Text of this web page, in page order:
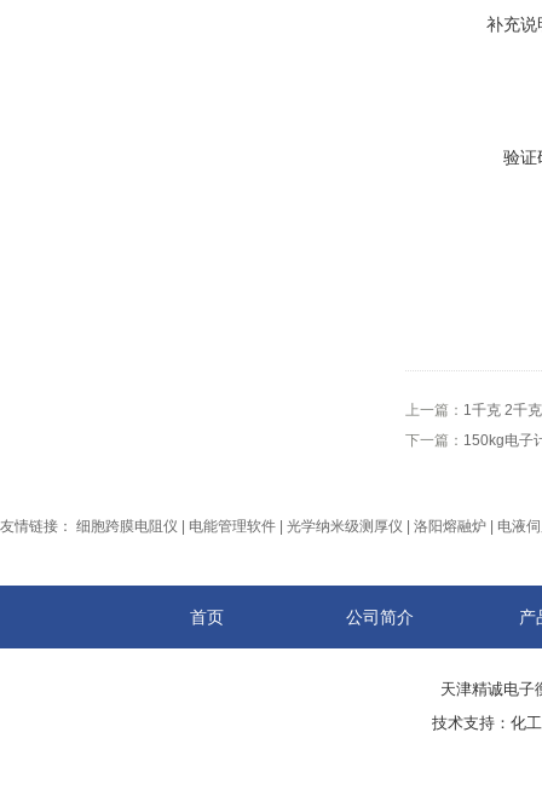
补充说
验证
上一篇： 1千克 2千
下一篇： 150kg电子
友情链接： 细胞跨膜电阻仪 电能管理软件 光学纳米级测厚仪 洛阳熔融炉 电液
首页 公司简介 产
天津精诚电
技术支持： 化